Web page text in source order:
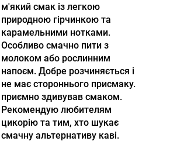
м'який смак із легкою
природною гірчинкою та
карамельними нотками.
Особливо смачно пити з
молоком або рослинним
напоєм. Добре розчиняється і
не має стороннього присмаку.
приємно здивував смаком.
Рекомендую любителям
цикорію та тим, хто шукає
смачну альтернативу каві.